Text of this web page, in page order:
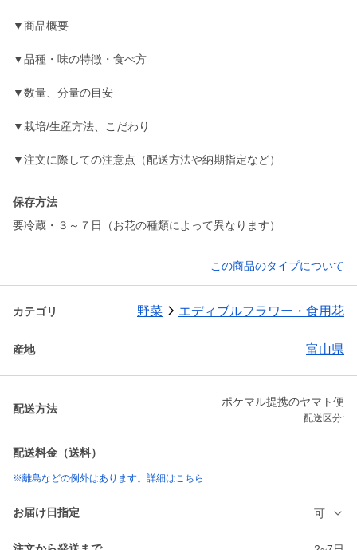
▼商品概要
▼品種・味の特徴・食べ方
▼数量、分量の目安
▼栽培/生産方法、こだわり
▼注文に際しての注意点（配送方法や納期指定など）
保存方法
要冷蔵・３～７日（お花の種類によって異なります）
この商品のタイプについて
カテゴリ 野菜 エディブルフラワー・食用花
産地 富山県
配送方法
ポケマル提携のヤマト便
配送区分:
配送料金（送料）
※離島などの例外はあります。詳細はこちら
お届け日指定 可